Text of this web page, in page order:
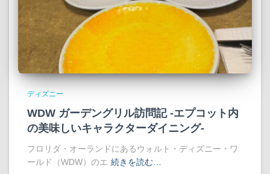
ディズニー
WDW ガーデングリル訪問記 -エプコット内
の美味しいキャラクターダイニング-
フロリダ・オーランドにあるウォルト・ディズニー・ワ
ールド（WDW）のエ 続きを読む…